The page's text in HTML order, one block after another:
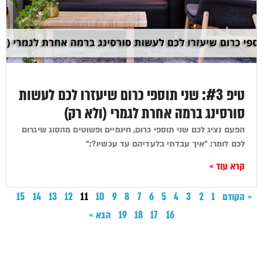
טיפ #3: שני תוספי כרום שיעזרו לכם לעשות
סורסינג ברמה אחרת לגמרי (ולא רק)
הפעם נציג לכם שני תוספי כרום, חינמיים ופשוטים מהסוג שיגרום
לכם לומר: "איך עבדתי בלעדיהם עד עכשיו?:"
קרא עוד »
« הקודם 1
2
3
4
5
6
7
8
9
10
11
12
13
14
15
16
17
18
19 הבא »